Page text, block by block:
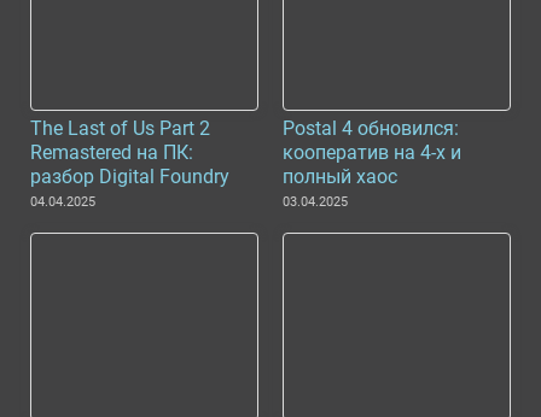
The Last of Us Part 2
Remastered на ПК:
разбор Digital Foundry
04.04.2025
Postal 4 обновился:
кооператив на 4-х и
полный хаос
03.04.2025